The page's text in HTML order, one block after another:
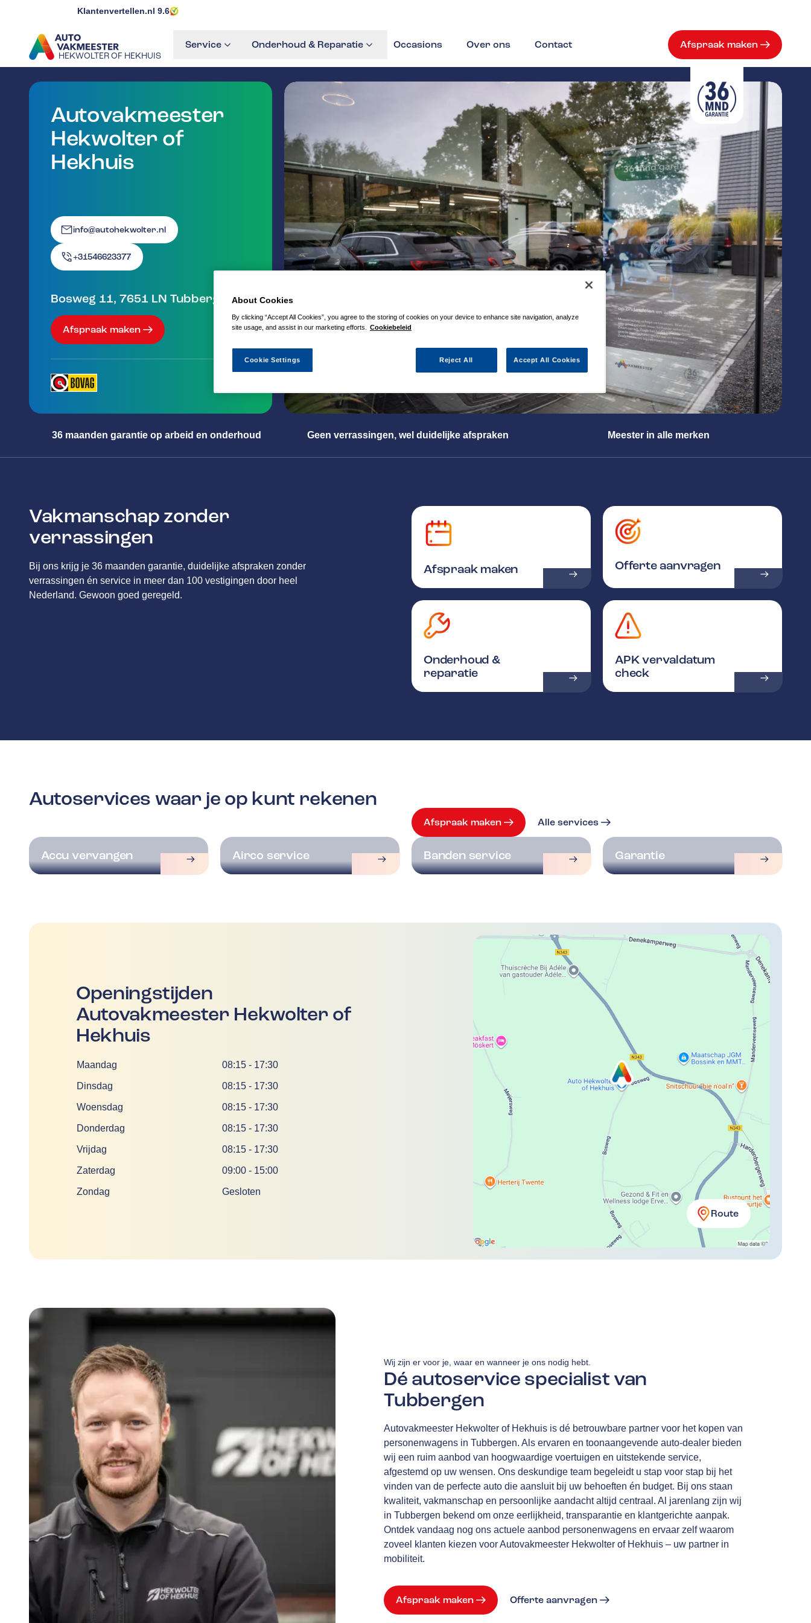
About Cookies
By clicking “Accept All Cookies”, you agree to the storing of cookies on your device to enhance site navigation, analyze
site usage, and assist in our marketing efforts.
Cookiebeleid
Reject All Accept All Cookies
Cookie Settings
Klantenvertellen.nl 9.6
HEKWOLTER OF HEKHUIS
GA NAAR DE HOMEPAGINA
Service Onderhoud & Reparatie Occasions Over ons Contact Afspraak maken
Autovakmeester
Hekwolter of
Hekhuis
info@autohekwolter.nl
+31546623377
Bosweg 11, 7651 LN Tubbergen
Afspraak maken
36 maanden garantie op arbeid en onderhoud Geen verrassingen, wel duidelijke afspraken Meester in alle merken
Vakmanschap zonder
verrassingen
Bij ons krijg je 36 maanden garantie, duidelijke afspraken zonder
verrassingen én service in meer dan 100 vestigingen door heel
Nederland. Gewoon goed geregeld.
Afspraak maken Offerte aanvragen
Onderhoud &
reparatie
APK vervaldatum
check
Autoservices waar je op kunt rekenen
Afspraak maken Alle services
Accu vervangen Airco service Banden service Garantie
Openingstijden
Autovakmeester Hekwolter of
Hekhuis
DagTijd
Maandag 08:15 - 17:30
Dinsdag 08:15 - 17:30
Woensdag 08:15 - 17:30
Donderdag 08:15 - 17:30
Vrijdag 08:15 - 17:30
Zaterdag 09:00 - 15:00
Zondag Gesloten
Route
Dé autoservice specialist van
Tubbergen
Wij zijn er voor je, waar en wanneer je ons nodig hebt.
Autovakmeester Hekwolter of Hekhuis is dé betrouwbare partner voor het kopen van
personenwagens in Tubbergen. Als ervaren en toonaangevende auto-dealer bieden
wij een ruim aanbod van hoogwaardige voertuigen en uitstekende service,
afgestemd op uw wensen. Ons deskundige team begeleidt u stap voor stap bij het
vinden van de perfecte auto die aansluit bij uw behoeften én budget. Bij ons staan
kwaliteit, vakmanschap en persoonlijke aandacht altijd centraal. Al jarenlang zijn wij
in Tubbergen bekend om onze eerlijkheid, transparantie en klantgerichte aanpak.
Ontdek vandaag nog ons actuele aanbod personenwagens en ervaar zelf waarom
zoveel klanten kiezen voor Autovakmeester Hekwolter of Hekhuis – uw partner in
mobiliteit.
Afspraak maken Offerte aanvragen